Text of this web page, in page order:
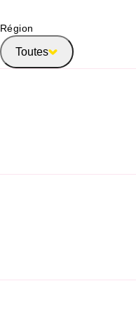
Région
Toutes